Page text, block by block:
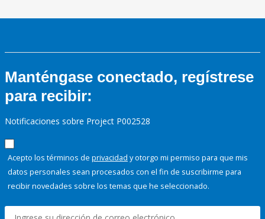
Manténgase conectado, regístrese
para recibir:
Notificaciones sobre Project P002528
Acepto los términos de privacidad y otorgo mi permiso para que mis
datos personales sean procesados con el fin de suscribirme para
recibir novedades sobre los temas que he seleccionado.